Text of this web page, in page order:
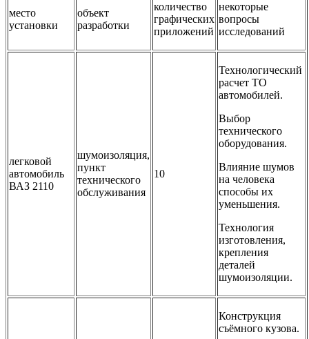
место
установки
объект
разработки
количество
графических
приложений
некоторые
вопросы
исследований
легковой
автомобиль
ВАЗ 2110
шумоизоляция,
пункт
технического
обслуживания
10
Технологический
расчет ТО
автомобилей.
Выбор
технического
оборудования.
Влияние шумов
на человека
способы их
уменьшения.
Технология
изготовления,
крепления
деталей
шумоизоляции.
Конструкция
съёмного кузова.